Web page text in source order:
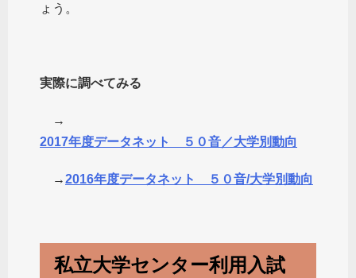
ょう。
実際に調べてみる
→
2017年度データネット ５０音／大学別動向
→2016年度データネット ５０音/大学別動向
私立大学センター利用入試